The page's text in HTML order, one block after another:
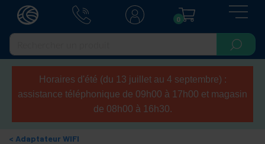
0
Horaires d'été (du 13 juillet au 4 septembre) :
assistance téléphonique de 09h00 à 17h00 et magasin
de 08h00 à 16h30.
Adaptateur WIFI